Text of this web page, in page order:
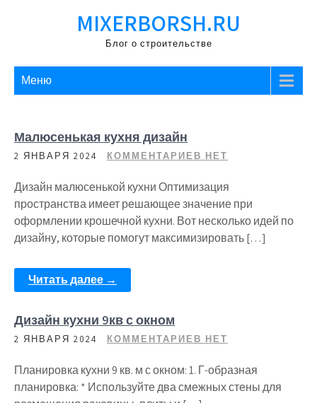
MIXERBORSH.RU
Блог о строительстве
Меню
Малюсенькая кухня дизайн
2 ЯНВАРЯ 2024 КОММЕНТАРИЕВ НЕТ
Дизайн малюсенькой кухни Оптимизация
пространства имеет решающее значение при
оформлении крошечной кухни. Вот несколько идей по
дизайну, которые помогут максимизировать […]
Читать далее →
Дизайн кухни 9кв с окном
2 ЯНВАРЯ 2024 КОММЕНТАРИЕВ НЕТ
Планировка кухни 9 кв. м с окном: 1. Г-образная
планировка: * Используйте два смежных стены для